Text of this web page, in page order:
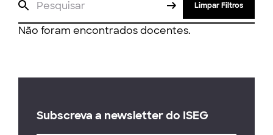
Limpar Filtros
Não foram encontrados docentes.
Subscreva a newsletter do ISEG